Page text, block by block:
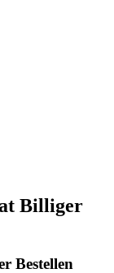
Billiger
Bestellen